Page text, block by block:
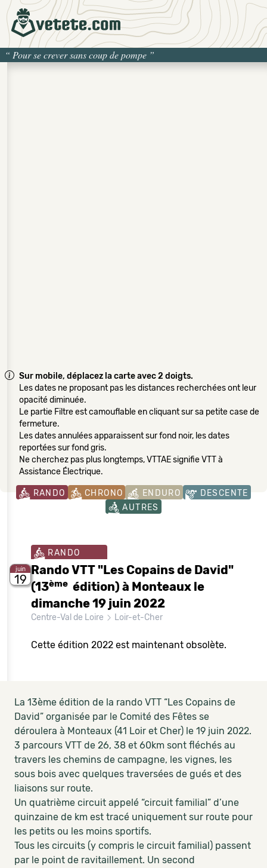
“ Pour se crever sans coup de pompe ”
Sur mobile, déplacez la carte avec 2 doigts.
Les dates ne proposant pas les distances recherchées ont leur
opacité diminuée.
Le partie Filtre est camouflable en cliquant sur sa petite case de
fermeture.
Les dates annulées apparaissent sur fond noir, les dates
reportées sur fond gris.
Ne cherchez pas plus longtemps, VTTAE signifie VTT à
Assistance Électrique.
RANDO CHRONO ENDURO
DESCENTE
AUTRES
juin
19
RANDO
Rando VTT "Les Copains de David"
(13ème édition) à Monteaux le
dimanche 19 juin 2022
Centre-Val de Loire Loir-et-Cher
Cette édition 2022 est maintenant obsolète.
La 13ème édition de la rando VTT “Les Copains de
David” organisée par le Comité des Fêtes se
déroulera à Monteaux (41 Loir et Cher) le 19 juin 2022.
3 parcours VTT de 26, 38 et 60km sont fléchés au
travers les chemins de campagne, les vignes, les
sous bois avec quelques traversées de gués et des
liaisons sur route.
Un quatrième circuit appelé “circuit familial” d’une
quinzaine de km est tracé uniquement sur route pour
les petits ou les moins sportifs.
Tous les circuits (y compris le circuit familial) passent
par le point de ravitaillement. Un second